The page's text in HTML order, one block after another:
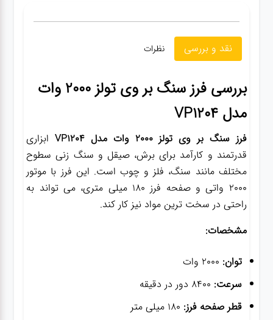
پمپ
تجهیزات
کمپ
گجت
قفل
نقد و بررسی نظرات
بررسی فرز سنگ بر وی تولز 2000 وات
مدل VP1204
فرز سنگ بر وی تولز 2000 وات مدل VP1204
ابزاری
قدرتمند و کارآمد برای برش، صیقل و سنگ زنی سطوح
مختلف مانند سنگ، فلز و چوب است. این فرز با موتور
2000 واتی و صفحه فرز 180 میلی متری، می تواند به
راحتی در سخت ترین مواد نیز کار کند.
مشخصات:
توان:
سرعت:
قطر صفحه فرز: